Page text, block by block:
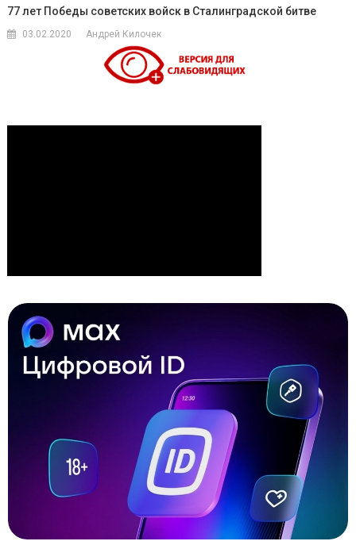
77 лет Победы советских войск в Сталинградской битве
03.02.2020 Андрей Килочек